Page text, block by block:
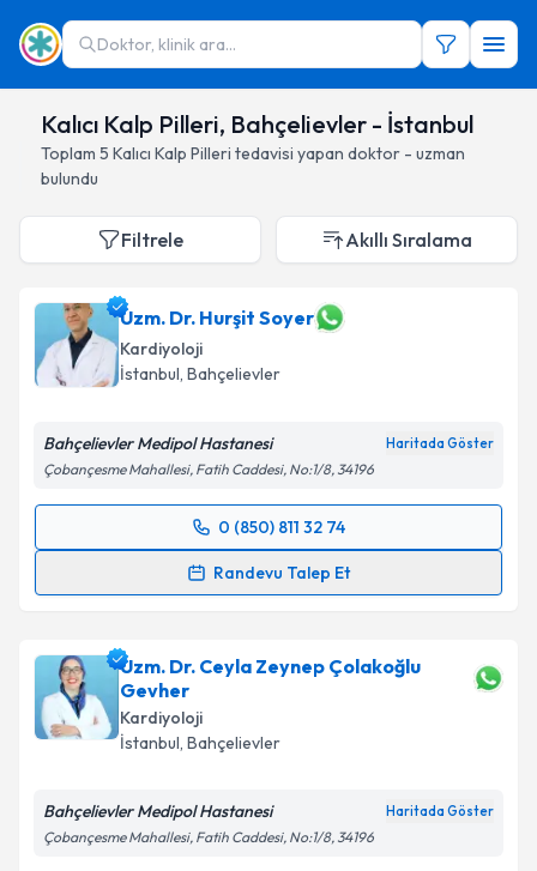
Doktor, klinik ara...
Kalıcı Kalp Pilleri, Bahçelievler - İstanbul
Toplam 5 Kalıcı Kalp Pilleri tedavisi yapan doktor - uzman
bulundu
Filtrele Akıllı Sıralama
Uzm. Dr. Hurşit Soyer
Kardiyoloji
İstanbul, Bahçelievler
Bahçelievler Medipol Hastanesi Haritada Göster
Çobançesme Mahallesi, Fatih Caddesi, No:1/8, 34196
0 (850) 811 32 74
Randevu Talep Et
Randevu Takvimi Talebi
takvim hazırlandığında e-posta ile bilgilendireceğiz.
E-posta Adresiniz
Kişisel verilerimin işlenmesine ilişkin
Uzm. Dr. Ceyla Zeynep Çolakoğlu
Gevher
Kardiyoloji
İstanbul, Bahçelievler
Bahçelievler Medipol Hastanesi Haritada Göster
Çobançesme Mahallesi, Fatih Caddesi, No:1/8, 34196